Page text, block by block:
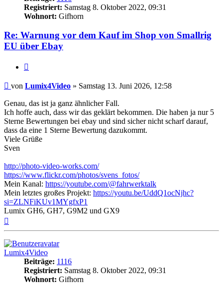
Registriert: Samstag 8. Oktober 2022, 09:31
Wohnort: Gifhorn
Re: Warnung vor dem Kauf im Shop von Smallrig
EU über Ebay
Beitrag
von Lumix4Video » Samstag 13. Juni 2026, 12:58
Genau, das ist ja ganz ähnlicher Fall.
Ich hoffe auch, dass wir das geklärt bekommen. Die haben ja nur 5
Sterne Bewertungen bei ebay und sind sicher nicht scharf darauf,
dass da eine 1 Sterne Bewertung dazukommt.
Viele Grüße
Sven
http://photo-video-works.com/
https://www.flickr.com/photos/svens_fotos/
Mein Kanal: https://youtube.com/@fahrwerktalk
Mein letztes großes Projekt: https://youtu.be/UddQ1ocNjhc?
si=ZLNFiKUv1MYgfxP1
Lumix GH6, GH7, G9M2 und GX9
Lumix4Video
Beiträge: 1116
Registriert: Samstag 8. Oktober 2022, 09:31
Wohnort: Gifhorn